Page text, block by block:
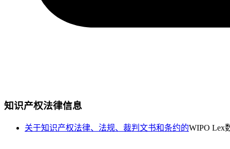
知识产权法律信息
关于知识产权法律、法规、裁判文书和条约的WIPO Lex